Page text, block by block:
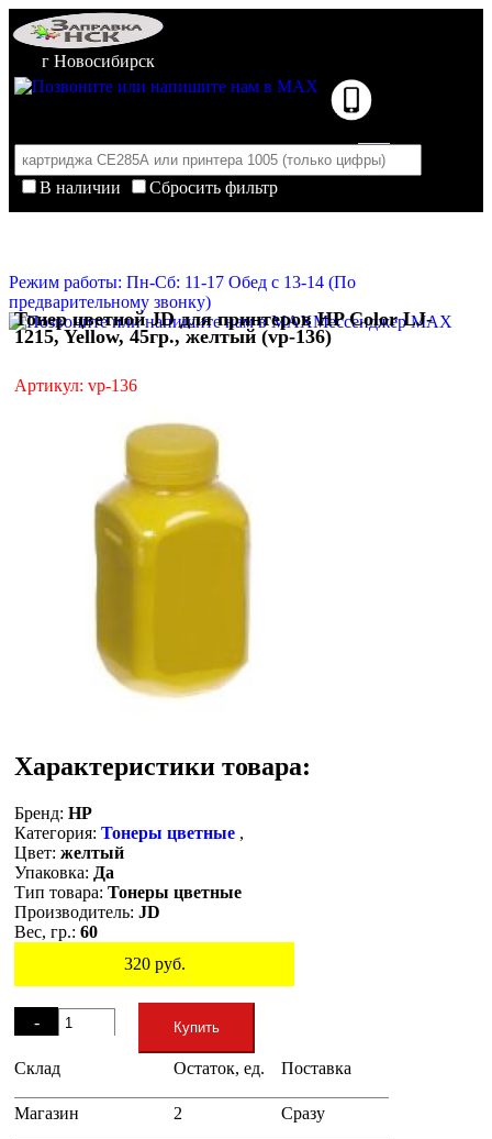
г Новосибирск
В наличии
Сбросить фильтр
Корзина пуста
Режим работы: Пн-Сб: 11-17 Обед с 13-14 (По
предварительному звонку)
Мессенджер MAX
Тонер цветной JD для принтеров HP Color LJ-
1215, Yellow, 45гр., желтый (vp-136)
Артикул: vp-136
Характеристики товара:
Бренд: HP
Категория: Тонеры цветные ,
Цвет: желтый
Упаковка: Да
Тип товара: Тонеры цветные
Производитель: JD
Вес, гр.: 60
320руб.
-
+
Купить
Склад Остаток, ед. Поставка
Магазин 2 Сразу